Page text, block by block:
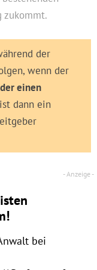
zukommt.
der
wenn der
einen
dann ein
bei